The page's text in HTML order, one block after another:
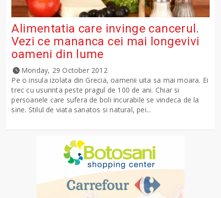
Alimentatia care invinge cancerul.
Vezi ce mananca cei mai longevivi
oameni din lume
Monday, 29 October 2012
Pe o insula izolata din Grecia, oamenii uita sa mai moara. Ei
trec cu usurinta peste pragul de 100 de ani. Chiar si
persoanele care sufera de boli incurabile se vindeca de la
sine. Stilul de viata sanatos si natural, pei...